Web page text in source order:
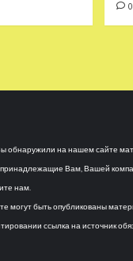
0
обнаружили на нашем сайте
принадлежащие Вам, Вашей
нам.
могут быть опубликованы
ссылка на источник